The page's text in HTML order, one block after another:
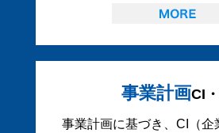
事業計画CI
事業計画に基づき、CI（企